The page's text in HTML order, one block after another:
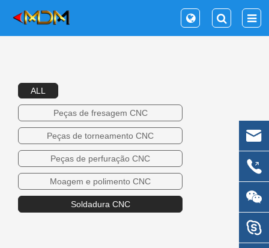
ALL
Peças de fresagem CNC
Peças de torneamento CNC
Peças de perfuração CNC
Moagem e polimento CNC
Soldadura CNC